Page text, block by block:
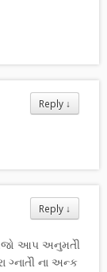
Reply ↓
Reply ↓
આપ અનુમતેી
ના અન્ક